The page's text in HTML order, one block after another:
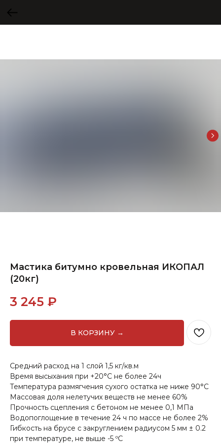
Мастика битумно кровельная ИКОПАЛ
(20кг)
3 245 ₽
В КОРЗИНУ →
Средний расход на 1 слой 1,5 кг/кв.м
Время высыхания при +20°С не более 24ч
Температура размягчения сухого остатка не ниже 90°С
Массовая доля нелетучих веществ не менее 60%
Прочность сцепления с бетоном не менее 0,1 МПа
Водопоглощение в течение 24 ч по массе не более 2%
Гибкость на брусе с закруглением радиусом 5 мм ± 0.2
при температуре, не выше -5 ºС